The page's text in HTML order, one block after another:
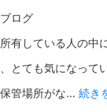
ログ
有している人の中
とても気になって
管場所がな... 続き